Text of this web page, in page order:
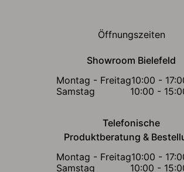
Öffnungszeiten
Showroom Bielefeld
Montag - Freitag10:00 -
Samstag
10:00 -
Telefonische
Produktberatung &
Montag - Freitag10:00 -
Samstag
10:00 -